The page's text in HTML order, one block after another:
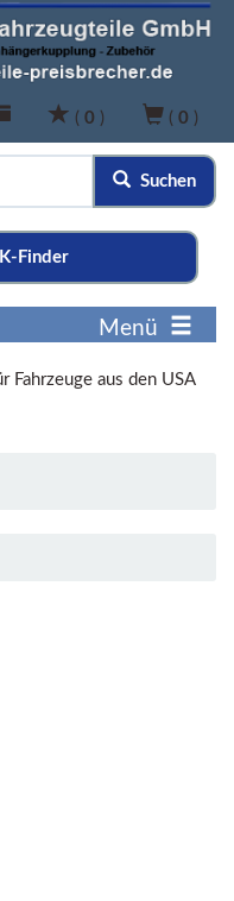
( 0 ) ( 0 )
Suchen
Finder
Menü
Fahrzeuge aus den USA